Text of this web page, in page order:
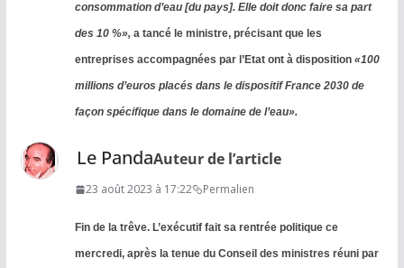
consommation d’eau [du pays]. Elle doit donc faire sa part
des 10 %», a tancé le ministre, précisant que les
entreprises accompagnées par l’Etat ont à disposition«100
millions d’euros placés dans le dispositif France 2030 de
façon spécifique dans le domaine de l’eau».
Le PandaAuteur de l’article
23 août 2023 à 17:22 Permalien
Fin de la trêve. L’exécutif fait sa rentrée politique ce
mercredi, après la tenue du Conseil des ministres réuni par